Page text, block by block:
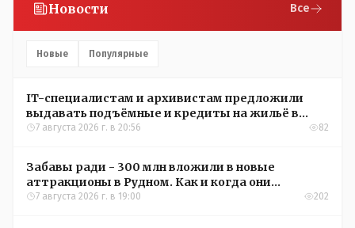
Новости Все
Новые Популярные
IT-специалистам и архивистам предложили
выдавать подъёмные и кредиты на жильё в
сёлах Казахстана
7 августа 2026 г. в 20:56 82
Забавы ради - 300 млн вложили в новые
аттракционы в Рудном. Как и когда они
окупятся?
7 августа 2026 г. в 19:00 202